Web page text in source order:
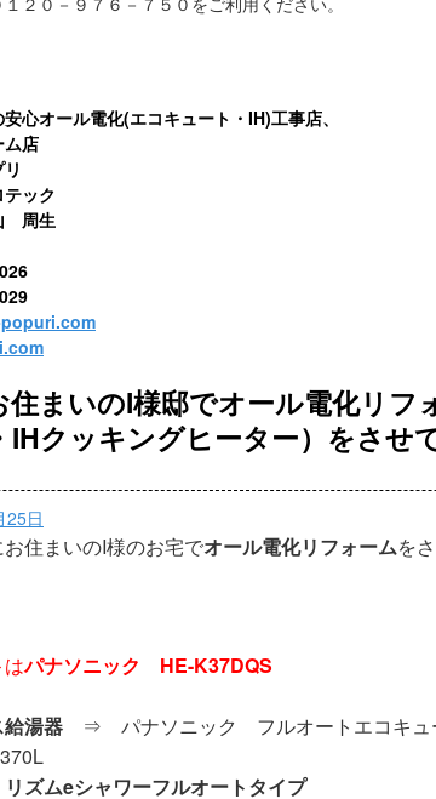
心オール電化(エコキュート・IH)工事店、
ム店
ック
周生
住まいのI様邸でオール電化リフ
IHクッキングヒーター）をさせ
25日
住まいのI様のお宅でオール電化リフォームを
はパナソニック HE-K37DQS
湯器 ⇒ パナソニック フルオートエコキュ
リズムeシャワーフルオートタイプ